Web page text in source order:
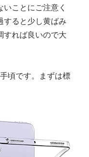
ことにご注意く
すると少し黄ばみ
すれば良いので大
頃です。まずは標